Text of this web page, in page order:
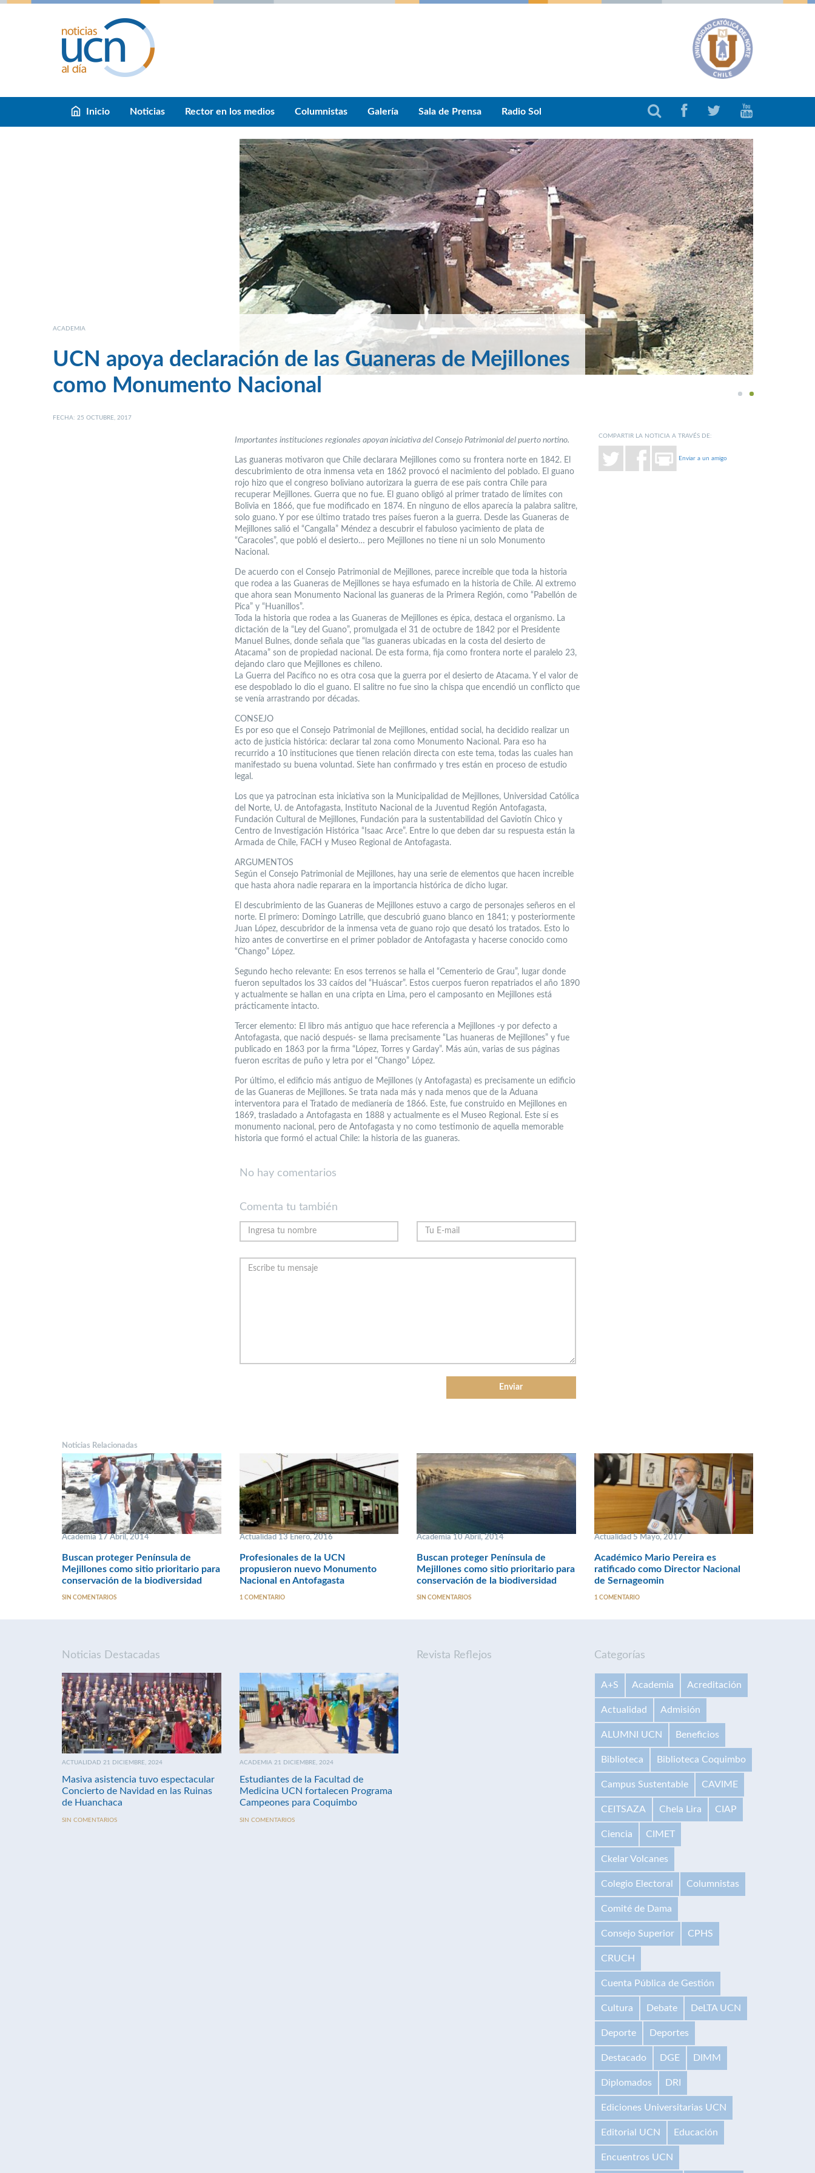
Inicio Noticias Rector en los medios Columnistas Galería Sala de Prensa Radio Sol
1 2
ACADEMIA
UCN apoya declaración de las Guaneras de Mejillones
como Monumento Nacional
FECHA: 25 OCTUBRE, 2017
Importantes instituciones regionales apoyan iniciativa del Consejo Patrimonial del puerto nortino.
Las guaneras motivaron que Chile declarara Mejillones como su frontera norte en 1842. El
descubrimiento de otra inmensa veta en 1862 provocó el nacimiento del poblado. El guano
rojo hizo que el congreso boliviano autorizara la guerra de ese país contra Chile para
recuperar Mejillones. Guerra que no fue. El guano obligó al primer tratado de límites con
Bolivia en 1866, que fue modificado en 1874. En ninguno de ellos aparecía la palabra salitre,
solo guano. Y por ese último tratado tres países fueron a la guerra. Desde las Guaneras de
Mejillones salió el “Cangalla” Méndez a descubrir el fabuloso yacimiento de plata de
“Caracoles”, que pobló el desierto… pero Mejillones no tiene ni un solo Monumento
Nacional.
De acuerdo con el Consejo Patrimonial de Mejillones, parece increíble que toda la historia
que rodea a las Guaneras de Mejillones se haya esfumado en la historia de Chile. Al extremo
que ahora sean Monumento Nacional las guaneras de la Primera Región, como “Pabellón de
Pica” y “Huanillos”.
Toda la historia que rodea a las Guaneras de Mejillones es épica, destaca el organismo. La
dictación de la “Ley del Guano”, promulgada el 31 de octubre de 1842 por el Presidente
Manuel Bulnes, donde señala que “las guaneras ubicadas en la costa del desierto de
Atacama” son de propiedad nacional. De esta forma, fija como frontera norte el paralelo 23,
dejando claro que Mejillones es chileno.
La Guerra del Pacífico no es otra cosa que la guerra por el desierto de Atacama. Y el valor de
ese despoblado lo dio el guano. El salitre no fue sino la chispa que encendió un conflicto que
se venía arrastrando por décadas.
CONSEJO
Es por eso que el Consejo Patrimonial de Mejillones, entidad social, ha decidido realizar un
acto de justicia histórica: declarar tal zona como Monumento Nacional. Para eso ha
recurrido a 10 instituciones que tienen relación directa con este tema, todas las cuales han
manifestado su buena voluntad. Siete han confirmado y tres están en proceso de estudio
legal.
Los que ya patrocinan esta iniciativa son la Municipalidad de Mejillones, Universidad Católica
del Norte, U. de Antofagasta, Instituto Nacional de la Juventud Región Antofagasta,
Fundación Cultural de Mejillones, Fundación para la sustentabilidad del Gaviotín Chico y
Centro de Investigación Histórica “Isaac Arce”. Entre lo que deben dar su respuesta están la
Armada de Chile, FACH y Museo Regional de Antofagasta.
ARGUMENTOS
Según el Consejo Patrimonial de Mejillones, hay una serie de elementos que hacen increíble
que hasta ahora nadie reparara en la importancia histórica de dicho lugar.
El descubrimiento de las Guaneras de Mejillones estuvo a cargo de personajes señeros en el
norte. El primero: Domingo Latrille, que descubrió guano blanco en 1841; y posteriormente
Juan López, descubridor de la inmensa veta de guano rojo que desató los tratados. Esto lo
hizo antes de convertirse en el primer poblador de Antofagasta y hacerse conocido como
“Chango” López.
Segundo hecho relevante: En esos terrenos se halla el “Cementerio de Grau”, lugar donde
fueron sepultados los 33 caídos del “Huáscar”. Estos cuerpos fueron repatriados el año 1890
y actualmente se hallan en una cripta en Lima, pero el camposanto en Mejillones está
prácticamente intacto.
Tercer elemento: El libro más antiguo que hace referencia a Mejillones -y por defecto a
Antofagasta, que nació después- se llama precisamente “Las huaneras de Mejillones” y fue
publicado en 1863 por la firma “López, Torres y Garday”. Más aún, varias de sus páginas
fueron escritas de puño y letra por el “Chango” López.
Por último, el edificio más antiguo de Mejillones (y Antofagasta) es precisamente un edificio
de las Guaneras de Mejillones. Se trata nada más y nada menos que de la Aduana
interventora para el Tratado de medianería de 1866. Este, fue construido en Mejillones en
1869, trasladado a Antofagasta en 1888 y actualmente es el Museo Regional. Este sí es
monumento nacional, pero de Antofagasta y no como testimonio de aquella memorable
historia que formó el actual Chile: la historia de las guaneras.
COMPARTIR LA NOTICIA A TRAVÉS DE:
Enviar a un amigo
No hay comentarios
Comenta tu también
Noticias Relacionadas
Academia 17 Abril, 2014
Buscan proteger Península de
Mejillones como sitio prioritario para
conservación de la biodiversidad
SIN COMENTARIOS
Actualidad 13 Enero, 2016
Profesionales de la UCN
propusieron nuevo Monumento
Nacional en Antofagasta
1 COMENTARIO
Academia 10 Abril, 2014
Buscan proteger Península de
Mejillones como sitio prioritario para
conservación de la biodiversidad
SIN COMENTARIOS
Actualidad 5 Mayo, 2017
Académico Mario Pereira es
ratificado como Director Nacional
de Sernageomin
1 COMENTARIO
Noticias Destacadas
ACTUALIDAD 21 DICIEMBRE, 2024
Masiva asistencia tuvo espectacular
Concierto de Navidad en las Ruinas
de Huanchaca
SIN COMENTARIOS
ACADEMIA 21 DICIEMBRE, 2024
Estudiantes de la Facultad de
Medicina UCN fortalecen Programa
Campeones para Coquimbo
SIN COMENTARIOS
Revista Reflejos Categorías
A+S Academia Acreditación
Actualidad Admisión
ALUMNI UCN Beneficios
Biblioteca Biblioteca Coquimbo
Campus Sustentable CAVIME
CEITSAZA Chela Lira CIAP
Ciencia CIMET
Ckelar Volcanes
Colegio Electoral Columnistas
Comité de Dama
Consejo Superior CPHS
CRUCH
Cuenta Pública de Gestión
Cultura Debate DeLTA UCN
Deporte Deportes
Destacado DGE DIMM
Diplomados DRI
Ediciones Universitarias UCN
Editorial UCN Educación
Encuentros UCN